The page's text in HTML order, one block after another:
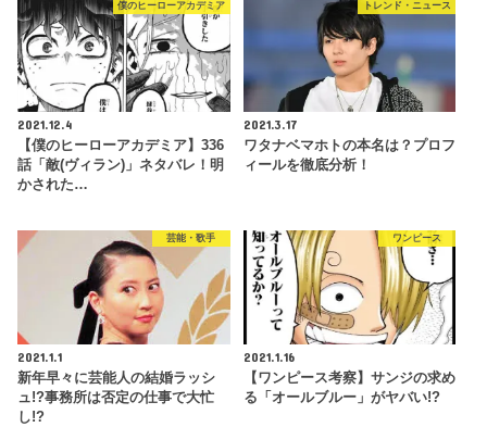
僕のヒーローアカデミア
2021.12.4
【僕のヒーローアカデミア】336
話「敵(ヴィラン)」ネタバレ！明
かされた…
トレンド・ニュース
2021.3.17
ワタナベマホトの本名は？プロフ
ィールを徹底分析！
芸能・歌手
2021.1.1
新年早々に芸能人の結婚ラッシ
ュ!?事務所は否定の仕事で大忙
し!?
ワンピース
2021.1.16
【ワンピース考察】サンジの求め
る「オールブルー」がヤバい!?